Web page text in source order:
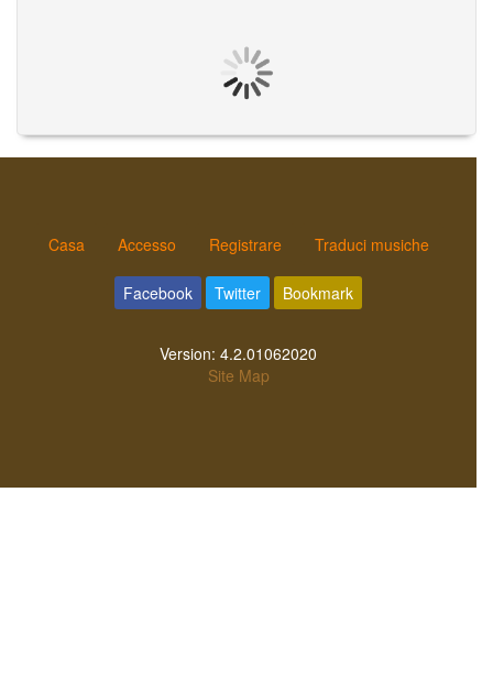
Casa Accesso Registrare Traduci musiche
Facebook Twitter Bookmark
Version: 4.2.01062020
Site Map